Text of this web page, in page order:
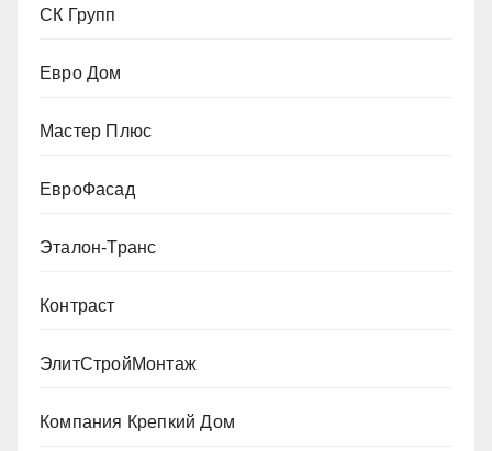
СК Групп
Евро Дом
Мастер Плюс
ЕвроФасад
Эталон-Транс
Контраст
ЭлитСтройМонтаж
Компания Крепкий Дом